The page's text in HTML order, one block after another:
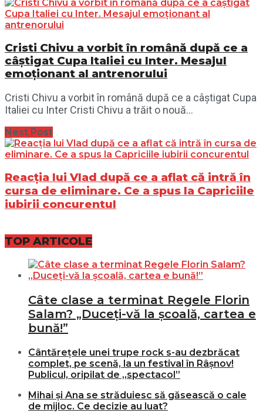
Cristi Chivu a vorbit în română după ce a
câștigat Cupa Italiei cu Inter. Mesajul
emoționant al antrenorului
Cristi Chivu a vorbit în română după ce a câștigat Cupa
Italiei cu Inter Cristi Chivu a trăit o nouă...
Next Post
Reacția lui Vlad după ce a aflat că intră în
cursa de eliminare. Ce a spus la Capriciile
iubirii concurentul
TOP ARTICOLE
Câte clase a terminat Regele Florin
Salam? „Duceți-vă la școală, cartea e
bună!”
Cântărețele unei trupe rock s-au dezbrăcat
complet, pe scenă, la un festival în Râșnov!
Publicul, oripilat de „spectacol”
Mihai și Ana se străduiesc să găsească o cale
de mijloc. Ce decizie au luat?